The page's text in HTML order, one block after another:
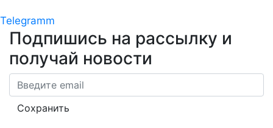
Telegramm
Подпишись на рассылку и
получай новости
Email
Сохранить